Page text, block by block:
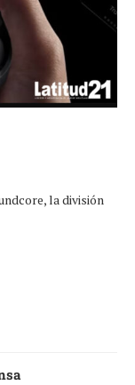
la división